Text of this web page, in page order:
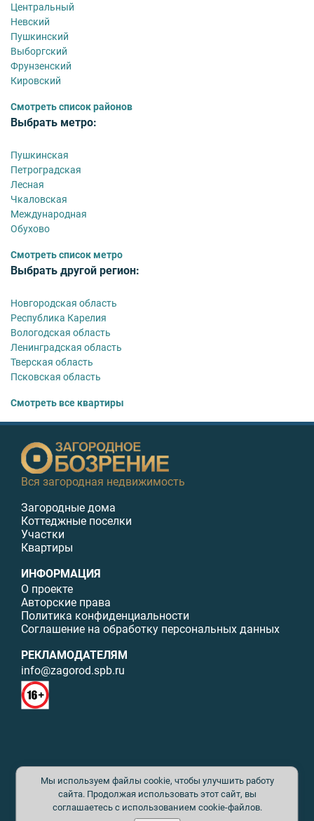
Центральный
Невский
Пушкинский
Выборгский
Фрунзенский
Кировский
Смотреть список районов
Выбрать метро:
Пушкинская
Петроградская
Лесная
Чкаловская
Международная
Обухово
Смотреть список метро
Выбрать другой регион:
Новгородская область
Республика Карелия
Вологодская область
Ленинградская область
Тверская область
Псковская область
Смотреть все квартиры
Вся загородная недвижимость
Загородные дома
Коттеджные поселки
Участки
Квартиры
ИНФОРМАЦИЯ
О проекте
Авторские права
Политика конфиденциальности
Соглашение на обработку персональных данных
РЕКЛАМОДАТЕЛЯМ
info@zagorod.spb.ru
© ИП Малыщева Б.Л. Все права защищены. Перепечатка материалов
данного сайта возможна только с письменного разрешения. При
цитировании ссылка на www.zagorod.spb.ru обязательна. Редакция не
несет ответственности за содержание рекламных материалов. Все
рекламируемые товары и услуги имеют необходимые сертификаты и
Мы используем файлы cookie, чтобы улучшить работу
сайта. Продолжая использовать этот сайт, вы
соглашаетесь с использованием cookie-файлов.